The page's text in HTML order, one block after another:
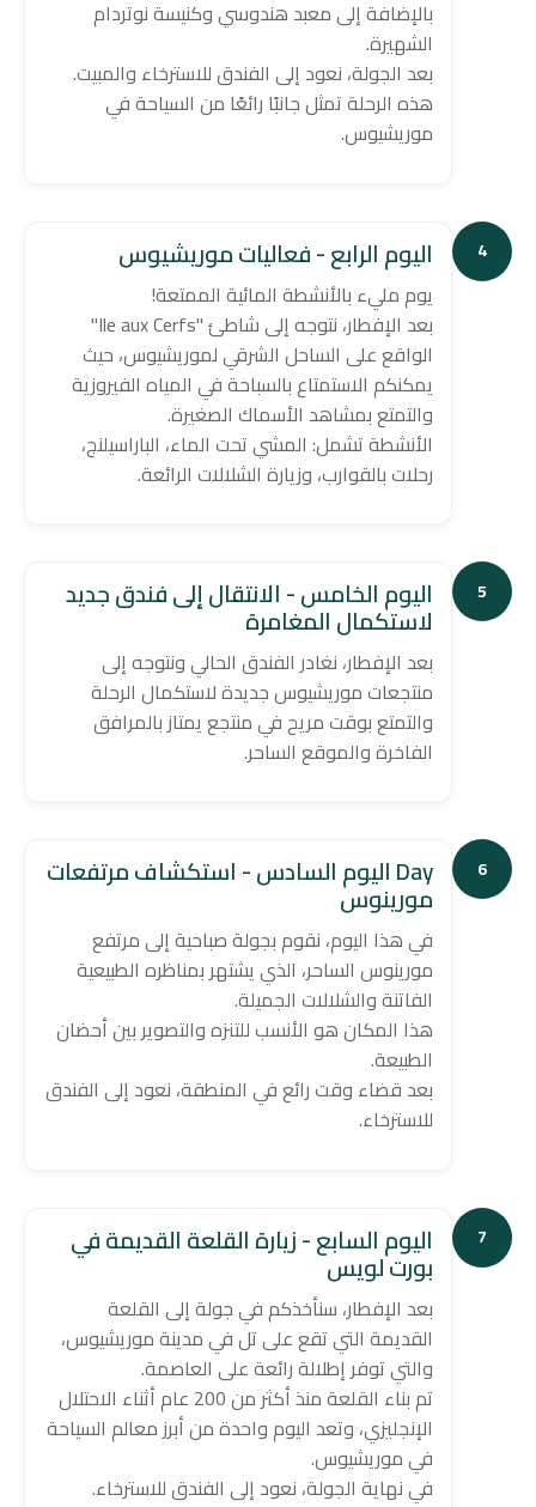
بالإضافة إلى معبد هندوسي وكنيسة نوتردام
الشهيرة.
بعد الجولة، نعود إلى الفندق للاسترخاء والمبيت.
هذه الرحلة تمثل جانبًا رائعًا من السياحة في
موريشيوس.
4 اليوم الرابع - فعاليات موريشيوس
يوم مليء بالأنشطة المائية الممتعة!
بعد الإفطار، نتوجه إلى شاطئ "Ile aux Cerfs"
الواقع على الساحل الشرقي لموريشيوس، حيث
يمكنكم الاستمتاع بالسباحة في المياه الفيروزية
والتمتع بمشاهد الأسماك الصغيرة.
الأنشطة تشمل: المشي تحت الماء، الباراسيلنج،
رحلات بالقوارب، وزيارة الشلالات الرائعة.
5 اليوم الخامس - الانتقال إلى فندق جديد
لاستكمال المغامرة
بعد الإفطار، نغادر الفندق الحالي ونتوجه إلى
منتجعات موريشيوس جديدة لاستكمال الرحلة
والتمتع بوقت مريح في منتجع يمتاز بالمرافق
الفاخرة والموقع الساحر.
6 Day اليوم السادس - استكشاف مرتفعات
مورينوس
في هذا اليوم، نقوم بجولة صباحية إلى مرتفع
مورينوس الساحر، الذي يشتهر بمناظره الطبيعية
الفاتنة والشلالات الجميلة.
هذا المكان هو الأنسب للتنزه والتصوير بين أحضان
الطبيعة.
بعد قضاء وقت رائع في المنطقة، نعود إلى الفندق
للاسترخاء.
7 اليوم السابع - زيارة القلعة القديمة في
بورت لويس
بعد الإفطار، سنأخذكم في جولة إلى القلعة
القديمة التي تقع على تل في مدينة موريشيوس،
والتي توفر إطلالة رائعة على العاصمة.
تم بناء القلعة منذ أكثر من 200 عام أثناء الاحتلال
الإنجليزي، وتعد اليوم واحدة من أبرز معالم السياحة
في موريشيوس.
في نهاية الجولة، نعود إلى الفندق للاسترخاء.